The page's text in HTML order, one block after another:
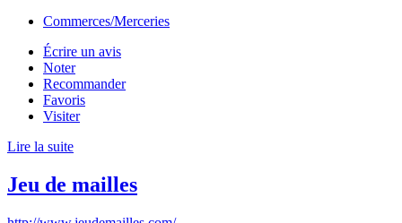
Commerces/Merceries
Écrire un avis
Noter
Recommander
Favoris
Visiter
Lire la suite
Jeu de mailles